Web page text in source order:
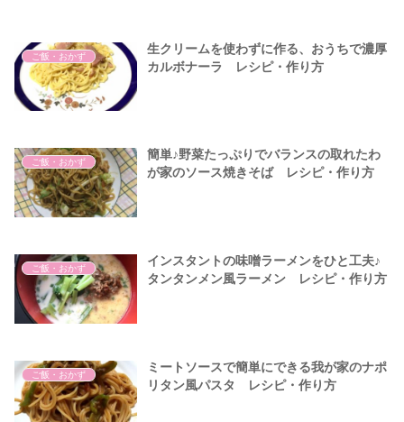
ご飯・おかず
生クリームを使わずに作る、おうちで濃厚
カルボナーラ レシピ・作り方
ご飯・おかず
簡単♪野菜たっぷりでバランスの取れたわ
が家のソース焼きそば レシピ・作り方
ご飯・おかず
インスタントの味噌ラーメンをひと工夫♪
タンタンメン風ラーメン レシピ・作り方
ご飯・おかず
ミートソースで簡単にできる我が家のナポ
リタン風パスタ レシピ・作り方